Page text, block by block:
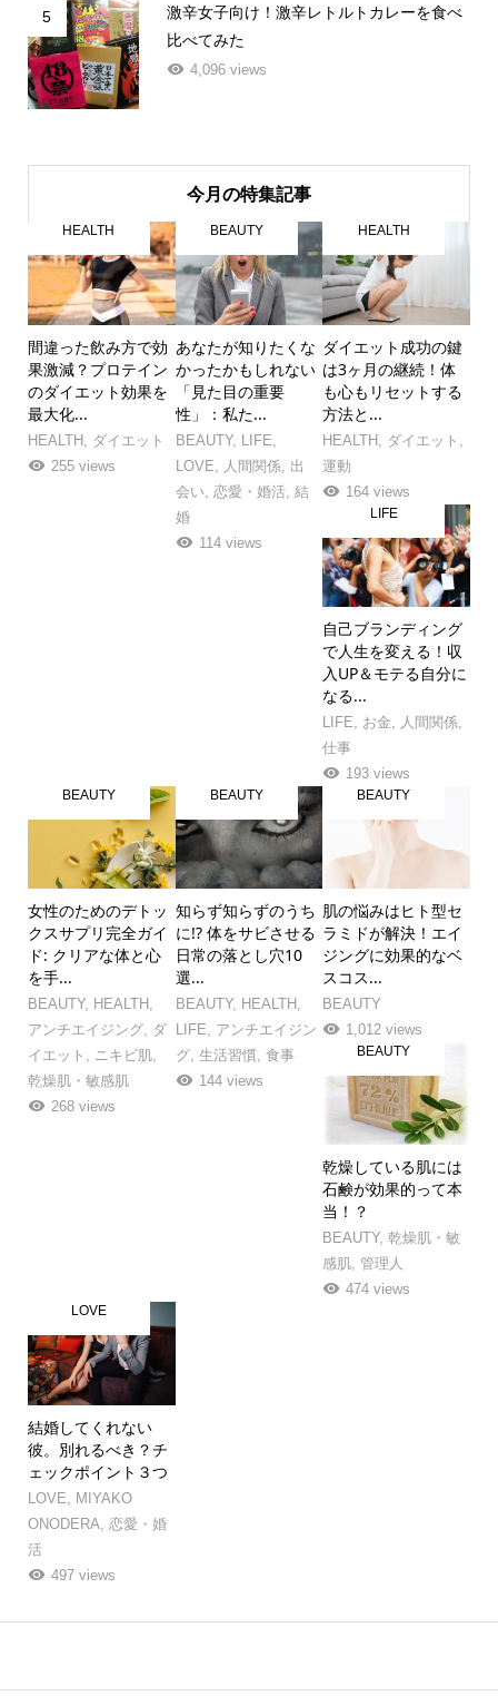
5
激辛女子向け！激辛レトルトカレーを食べ
比べてみた
4,096 views
今月の特集記事
間違った飲み方で効
果激減？プロテイン
のダイエット効果を
最大化...
HEALTH,
ダイエット
255 views
HEALTH
あなたが知りたくな
かったかもしれない
「見た目の重要
性」：私た...
BEAUTY, LIFE
LOVE
人間関係
出
会い 恋愛・婚活, 結
婚
114 views
BEAUTY
ダイエット成功の鍵
は3ヶ月の継続！体
も心もリセットする
方法と...
HEALTH ダイエット
運動
164 views
HEALTH
自己ブランディング
で人生を変える！収
入UP＆モテる自分に
なる...
LIFE お金 人間関係
仕事
193 views
LIFE
女性のためのデトッ
クスサプリ完全ガイ
ド: クリアな体と心
を手...
BEAUTY, HEALTH ,
アンチエイジング, ダ
イエット , ニキビ肌,
乾燥肌・敏感肌
268 views
BEAUTY
知らず知らずのうち
に!? 体をサビさせる
日常の落とし穴10
選...
BEAUTY, HEALTH ,
LIFE, アンチエイジン
グ, 生活習慣, 食事
144 views
BEAUTY
肌の悩みはヒト型セ
ラミドが解決！エイ
ジングに効果的なベ
スコス...
BEAUTY
1,012 views
BEAUTY
乾燥している肌には
石鹸が効果的って本
当！？
BEAUTY,乾燥肌・敏
感肌,管理人
474 views
BEAUTY
結婚してくれない
彼。別れるべき？チ
ェックポイント３つ
LOVE
MIYAKO
ONODERA 恋愛・婚
活
497 views
LOVE